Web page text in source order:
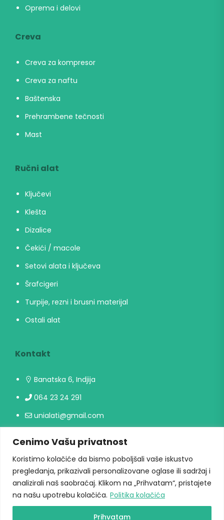
Cenimo Vašu privatnost
Koristimo kolačiće da bismo poboljšali vaše iskustvo
pregledanja, prikazivali personalizovane oglase ili sadržaj i
analizirali naš saobraćaj. Klikom na „Prihvatam“, pristajete
na našu upotrebu kolačića. Politika kolačića
Prihvatam
Oprema i delovi
Creva
Creva za kompresor
Creva za naftu
Baštenska
Prehrambene tečnosti
Mast
Ručni alat
Ključevi
Klešta
Dizalice
Čekići / macole
Setovi alata i ključeva
Šrafcigeri
Turpije, rezni i brusni materijal
Ostali alat
Kontakt
Banatska 6, Indjija
064 23 24 291
unialati@gmail.com
Radno vreme
Radni danima: 09h-17h
Vikendom ne radimo